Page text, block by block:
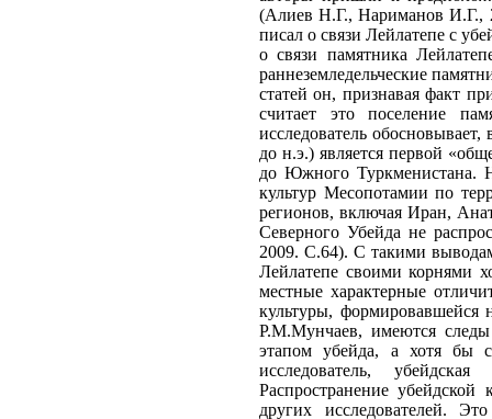
(Алиев Н.Г., Нариманов И.Г.,
писал о связи Лейлатепе с
о связи памятника
раннеземледельческие
статей он, признавая факт
считает это поселение
исследователь
до н.э.) является первой
до Южного Туркменистана.
культур Месопотамии по
регионов, включая Иран,
Северного Убейда не
2009. С.64). С такими
Лейлатепе своими корнями
местные характерные
культуры,
Р.М.Мунчаев, имеются
этапом убейда, а хотя бы
исследователь,
Распространение
других исследователей.